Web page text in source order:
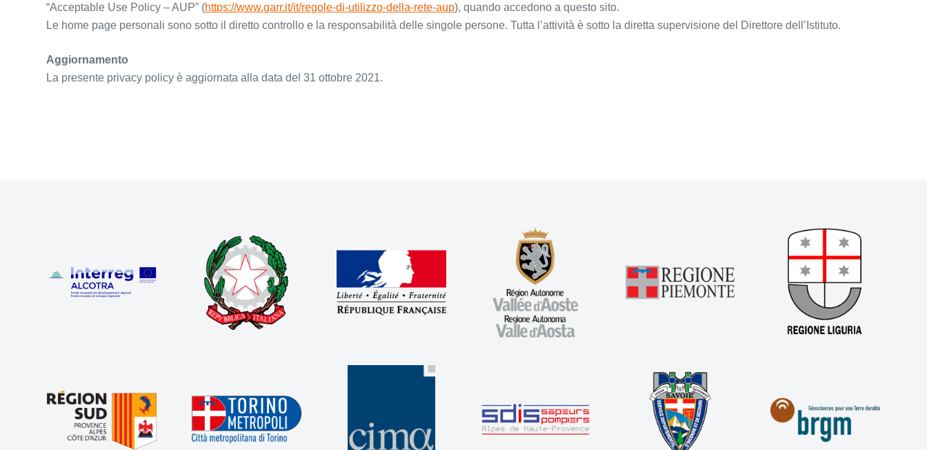
“Acceptable Use Policy – AUP” (https://www.garr.it/it/regole-di-utilizzo-della-rete-aup), quando accedono a questo sito.
Le home page personali sono sotto il diretto controllo e la responsabilità delle singole persone. Tutta l’attività è sotto la diretta supervisione del Direttore dell’Istituto.
Aggiornamento
La presente privacy policy è aggiornata alla data del 31 ottobre 2021.